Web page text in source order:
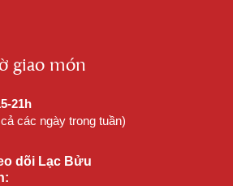
giao món
21h
các ngày trong tuần)
dõi Lạc Bửu